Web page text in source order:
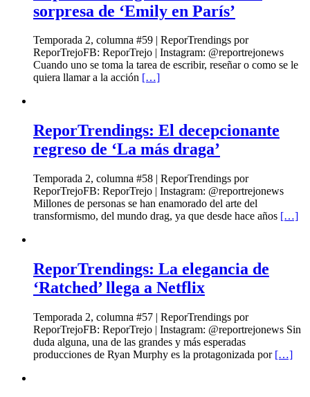
sorpresa de ‘Emily en París’
Temporada 2, columna #59 | ReporTrendings por
ReporTrejoFB: ReporTrejo | Instagram: @reportrejonews
Cuando uno se toma la tarea de escribir, reseñar o como se le
quiera llamar a la acción […]
ReporTrendings: El decepcionante
regreso de ‘La más draga’
Temporada 2, columna #58 | ReporTrendings por
ReporTrejoFB: ReporTrejo | Instagram: @reportrejonews
Millones de personas se han enamorado del arte del
transformismo, del mundo drag, ya que desde hace años […]
ReporTrendings: La elegancia de
‘Ratched’ llega a Netflix
Temporada 2, columna #57 | ReporTrendings por
ReporTrejoFB: ReporTrejo | Instagram: @reportrejonews Sin
duda alguna, una de las grandes y más esperadas
producciones de Ryan Murphy es la protagonizada por […]